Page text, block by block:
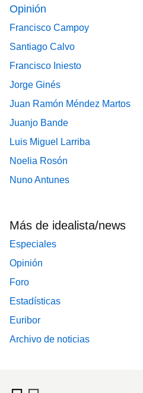
Opinión
Francisco Campoy
Santiago Calvo
Francisco Iniesto
Jorge Ginés
Juan Ramón Méndez Martos
Juanjo Bande
Luis Miguel Larriba
Noelia Rosón
Nuno Antunes
Más de idealista/news
Especiales
Opinión
Foro
Estadísticas
Euribor
Archivo de noticias